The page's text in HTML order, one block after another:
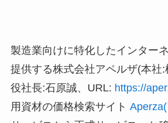
製造業向けに特化したインター
提供する株式会社アペルザ(本社
役社長:石原誠、URL: https://
用資材の価格検索サイト